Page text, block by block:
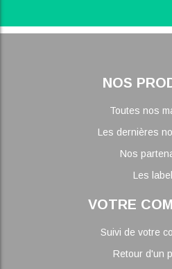
NOS
Toutes nos
Les dernières
Nos
Les
VOTRE
Suivi de votre
Retour d'un